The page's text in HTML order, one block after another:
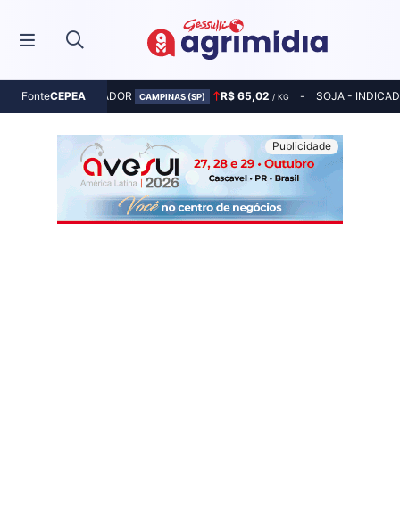
FonteCEPEA
MILHO - INDICADOR CAMPINAS (SP) R$ 65,02 / KG SOJA -